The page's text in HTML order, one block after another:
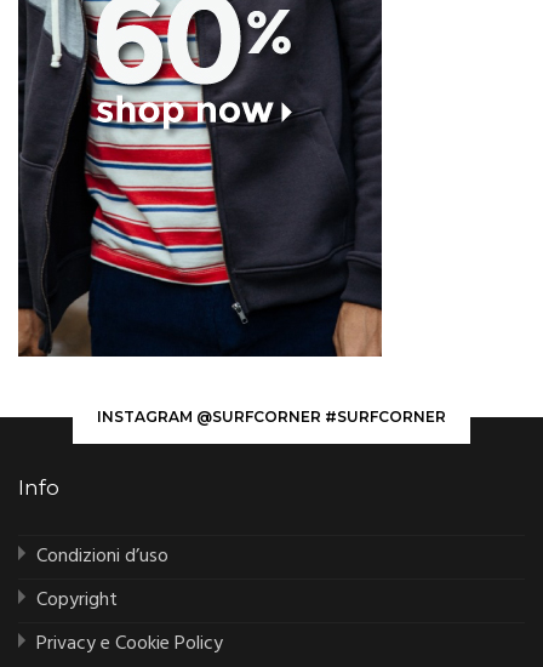
INSTAGRAM @SURFCORNER #SURFCORNER
Info
Condizioni d’uso
Copyright
Privacy e Cookie Policy